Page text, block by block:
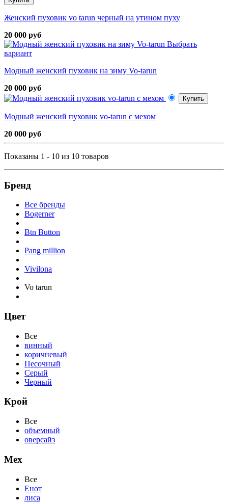
Женский пуховик vo tarun черный на утином пуху
20 000 руб
Выбрать
вариант
Модный женский пуховик на зиму Vo-tarun
20 000 руб
Купить
Модный женский пуховик vo-tarun с мехом
20 000 руб
Показаны 1 - 10 из 10 товаров
Бренд
Все бренды
Bogerner
Btn Button
Pang million
Vivilona
Vo tarun
Цвет
Все
винный
коричневый
Песочный
Серый
Черный
Крой
Все
объемный
оверсайз
Мех
Все
Енот
лиса